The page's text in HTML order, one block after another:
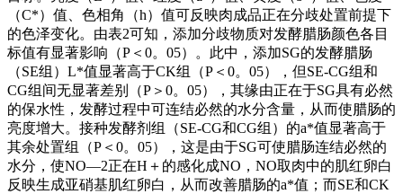
（C*）值、色相角（h）值可反映肉成品正在分歧处置前提下
的色泽变化。由表2可知，添加分歧物质对发酵腊肠颜色各目
标值有显著影响（P＜0。05）。此中，添加SG的发酵腊肠
（SE组）L*值显著高于CK组（P＜0。05），但SE-CG组和
CG组间无显著差别（P＞0。05），其缘由正在于SG具有必然
的保水性，发酵过程中可连结必然的水分含量，从而使腊肠的
亮度增大。接种发酵剂组（SE-CG和CG组）的a*值显著高于
其余处置组（P＜0。05），这是由于SG可使腊肠连结必然的
水分，使NO—2正在H＋的感化成NO，NO取肉中的肌红卵白
反映生成亚硝基肌红卵白，从而改善腊肠的a*值；而SE和CK